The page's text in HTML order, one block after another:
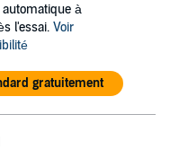
automatique à
l'essai. Voir
gratuitement